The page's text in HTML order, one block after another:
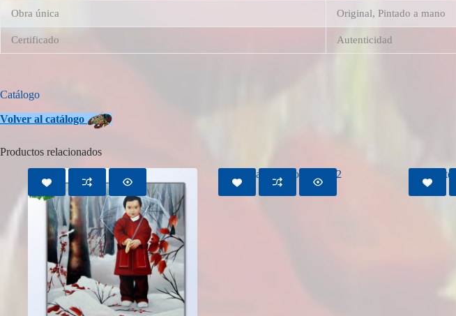
Obra única Original, Pintado a mano
Certificado Autenticidad
Catálogo
Volver al catálogo
Productos relacionados